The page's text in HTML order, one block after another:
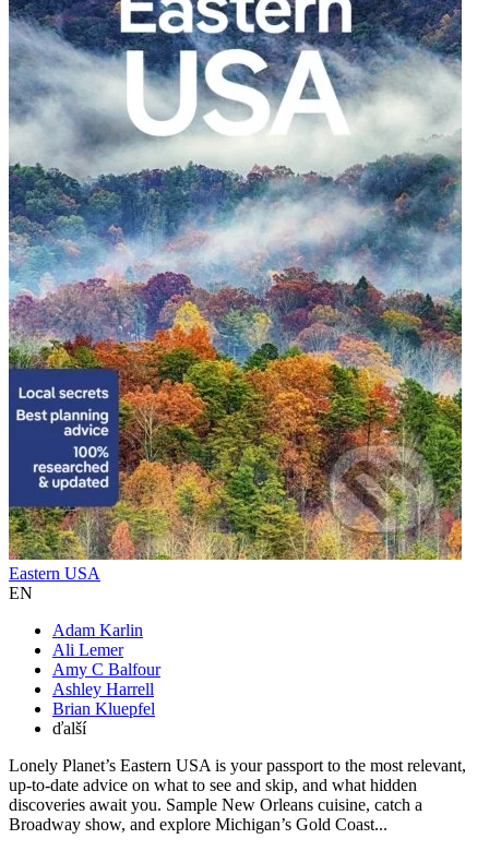
Eastern USA
EN
Adam Karlin
Ali Lemer
Amy C Balfour
Ashley Harrell
Brian Kluepfel
ďalší
Lonely Planet’s Eastern USA is your passport to the most relevant,
up-to-date advice on what to see and skip, and what hidden
discoveries await you. Sample New Orleans cuisine, catch a
Broadway show, and explore Michigan’s Gold Coast...